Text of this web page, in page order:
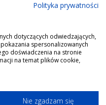
Polityka prywatności
dotyczących odwiedzających,
spersonalizowanych
doświadczenia na stronie
na temat plików cookie,
Nie zgadzam się